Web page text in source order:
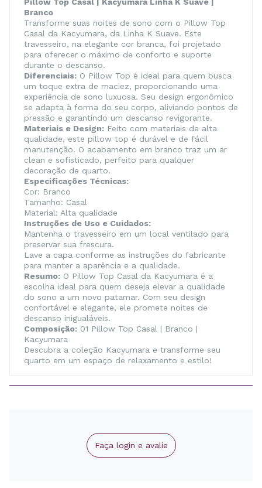
Branco
Transforme suas noites de sono com o Pillow Top
Casal da Kacyumara, da Linha K Suave. Este
travesseiro, na elegante cor branca, foi projetado
para oferecer o máximo de conforto e suporte
durante o descanso.
Diferenciais: O Pillow Top é ideal para quem busca
um toque extra de maciez, proporcionando uma
experiência de sono luxuosa. Seu design ergonômico
se adapta à forma do seu corpo, aliviando pontos de
pressão e garantindo um descanso revigorante.
Materiais e Design: Feito com materiais de alta
qualidade, este pillow top é durável e de fácil
manutenção. O acabamento em branco traz um ar
clean e sofisticado, perfeito para qualquer
decoração de quarto.
Especificações Técnicas:
Cor: Branco
Tamanho: Casal
Material: Alta qualidade
Instruções de Uso e Cuidados:
Mantenha o travesseiro em um local ventilado para
preservar sua frescura.
Lave a capa conforme as instruções do fabricante
para manter a aparência e a qualidade.
Resumo: O Pillow Top Casal da Kacyumara é a
escolha ideal para quem deseja elevar a qualidade
do sono a um novo patamar. Com seu design
confortável e elegante, ele promete noites de
descanso inigualáveis.
Composição: 01 Pillow Top Casal | Branco |
Kacyumara
Descubra a coleção Kacyumara e transforme seu
quarto em um espaço de relaxamento e estilo!
Faça login e avalie